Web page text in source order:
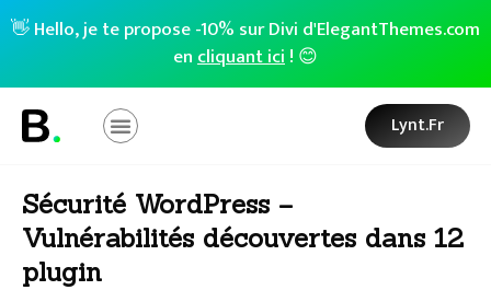
👋 Hello, je te propose -10% sur Divi d'ElegantThemes.com
encliquant ici! 😊
Lynt.fr
Sécurité WordPress –
Vulnérabilités découvertes dans 12
plugin